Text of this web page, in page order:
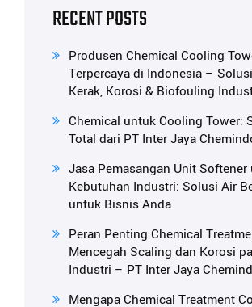
RECENT POSTS
Produsen Chemical Cooling
Terpercaya di Indonesia –
Kerak, Korosi & Biofouling
Chemical untuk Cooling Tower:
Total dari PT Inter Jaya
Jasa Pemasangan Unit
Kebutuhan Industri: Solusi Air
untuk Bisnis Anda
Peran Penting Chemical
Mencegah Scaling dan Korosi
Industri – PT Inter Jaya
Mengapa Chemical Treatment